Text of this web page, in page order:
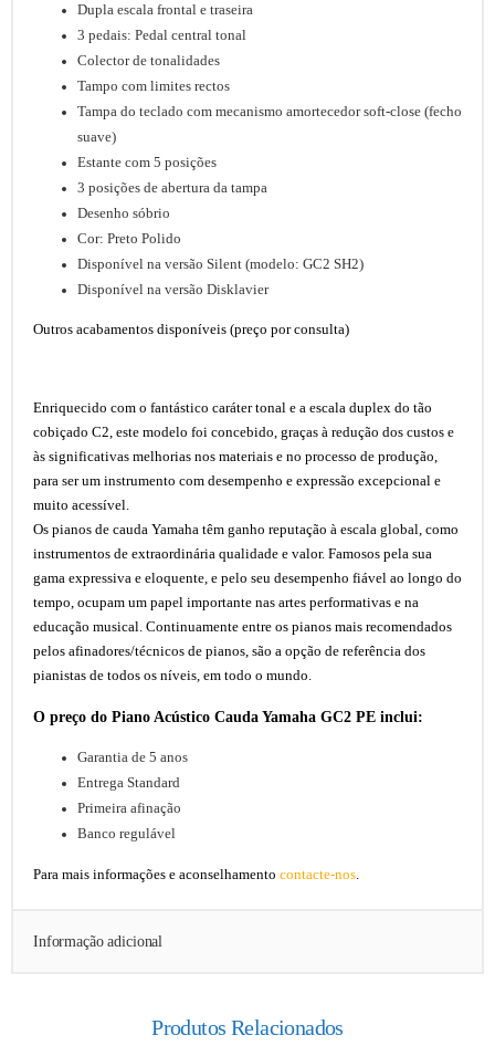
Dupla escala frontal e traseira
3 pedais: Pedal central tonal
Colector de tonalidades
Tampo com limites rectos
Tampa do teclado com mecanismo amortecedor soft-close (fecho
suave)
Estante com 5 posições
3 posições de abertura da tampa
Desenho sóbrio
Cor: Preto Polido
Disponível na versão Silent (modelo: GC2 SH2)
Disponível na versão Disklavier
Outros acabamentos disponíveis (preço por consulta)
Enriquecido com o fantástico caráter tonal e a escala duplex do tão
cobiçado C2, este modelo foi concebido, graças à redução dos custos e
às significativas melhorias nos materiais e no processo de produção,
para ser um instrumento com desempenho e expressão excepcional e
muito acessível.
Os pianos de cauda Yamaha têm ganho reputação à escala global, como
instrumentos de extraordinária qualidade e valor. Famosos pela sua
gama expressiva e eloquente, e pelo seu desempenho fiável ao longo do
tempo, ocupam um papel importante nas artes performativas e na
educação musical. Continuamente entre os pianos mais recomendados
pelos afinadores/técnicos de pianos, são a opção de referência dos
pianistas de todos os níveis, em todo o mundo.
O preço do Piano Acústico Cauda Yamaha GC2 PE inclui:
Garantia de 5 anos
Entrega Standard
Primeira afinação
Banco regulável
Para mais informações e aconselhamento contacte-nos.
Informação adicional
Produtos Relacionados